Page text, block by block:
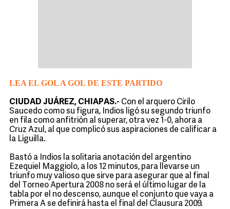
LEA EL GOL A GOL DE ESTE PARTIDO
CIUDAD JUÁREZ, CHIAPAS.- Con el arquero Cirilo
Saucedo como su figura, Indios ligó su segundo triunfo
en fila como anfitrión al superar, otra vez 1-0, ahora a
Cruz Azul, al que complicó sus aspiraciones de calificar a
la Liguilla.
Bastó a Indios la solitaria anotación del argentino
Ezequiel Maggiolo, a los 12 minutos, para llevarse un
triunfo muy valioso que sirve para asegurar que al final
del Torneo Apertura 2008 no será el último lugar de la
tabla por el no descenso, aunque el conjunto que vaya a
Primera A se definirá hasta el final del Clausura 2009.